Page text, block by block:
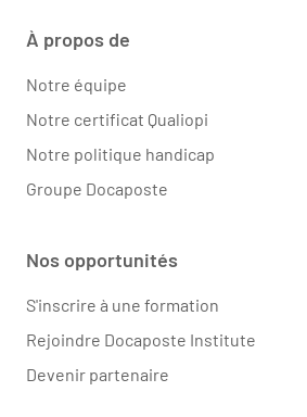
À propos de
Notre équipe
Notre certificat Qualiopi
Notre politique handicap
Groupe Docaposte
Nos opportunités
S'inscrire à une formation
Rejoindre Docaposte Institute
Devenir partenaire